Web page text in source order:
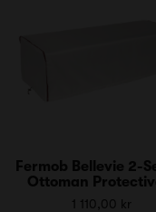
Fermob Bellevie 2-
Ottoman
1 110,00 kr